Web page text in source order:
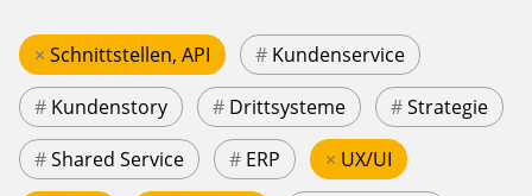
× Schnittstellen, API # Kundenservice
# Kundenstory # Drittsysteme #Strategie
#Shared Service # ERP × UX/UI